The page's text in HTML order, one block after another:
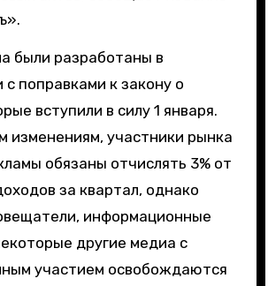
были разработаны в
с поправками к закону о
вступили в силу 1 января.
изменениям, участники рынка
обязаны отчислять 3% от
за квартал, однако
информационные
другие медиа с
участием освобождаются